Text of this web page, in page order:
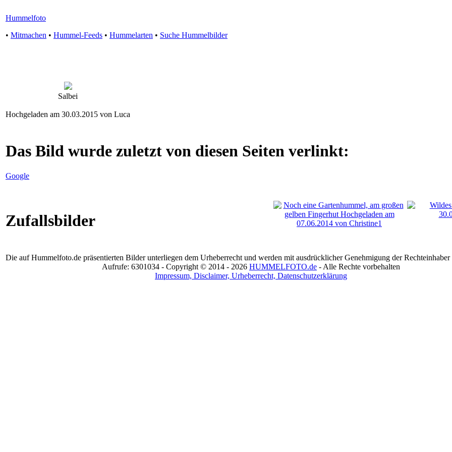
Hummelfoto
• Mitmachen • Hummel-Feeds • Hummelarten • Suche Hummelbilder
Salbei
Hochgeladen am 30.03.2015 von Luca
Das Bild wurde zuletzt von diesen Seiten verlinkt:
Google
Zufallsbilder
Die auf Hummelfoto.de präsentierten Bilder unterliegen dem Urheberrecht und werden mit ausdrücklicher Genehmigung der
Aufrufe: 6301034 - Copyright © 2014 - 2026 HUMMELFOTO.de - Alle Rechte vorbehalten
Impressum, Disclaimer, Urheberrecht, Datenschutzerklärung